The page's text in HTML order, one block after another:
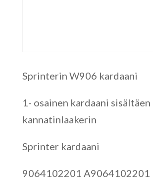
Sprinterin W906 kardaani
1- osainen kardaani sisältäen
kannatinlaakerin
Sprinter kardaani
9064102201 A9064102201